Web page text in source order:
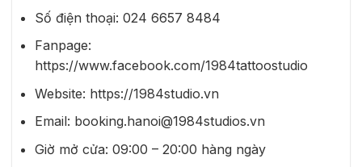
Số điện thoại: 024 6657 8484
Fanpage:
https://www.facebook.com/1984tattoostudio
Website: https://1984studio.vn
Email: booking.hanoi@1984studios.vn
Giờ mở cửa: 09:00 – 20:00 hàng ngày